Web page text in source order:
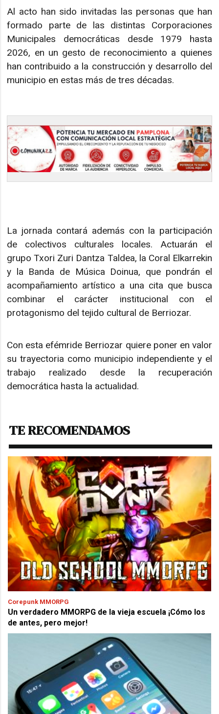
Al acto han sido invitadas las personas que han
formado parte de las distintas Corporaciones
Municipales democráticas desde 1979 hasta
2026, en un gesto de reconocimiento a quienes
han contribuido a la construcción y desarrollo del
municipio en estas más de tres décadas.
La jornada contará además con la participación
de colectivos culturales locales. Actuarán el
grupo Txori Zuri Dantza Taldea, la Coral Elkarrekin
y la Banda de Música Doinua, que pondrán el
acompañamiento artístico a una cita que busca
combinar el carácter institucional con el
protagonismo del tejido cultural de Berriozar.
Con esta efémride Berriozar quiere poner en valor
su trayectoria como municipio independiente y el
trabajo realizado desde la recuperación
democrática hasta la actualidad.
TE RECOMENDAMOS
Corepunk MMORPG
Un verdadero MMORPG de la vieja escuela ¡Cómo los
de antes, pero mejor!